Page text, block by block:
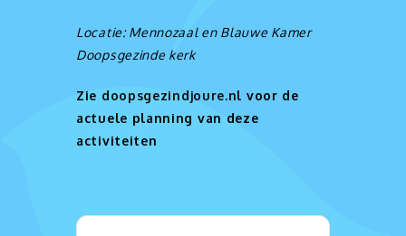
Locatie: Mennozaal en Blauwe Kamer
Doopsgezinde kerk
Zie doopsgezindjoure.nl voor de
actuele planning van deze
activiteiten